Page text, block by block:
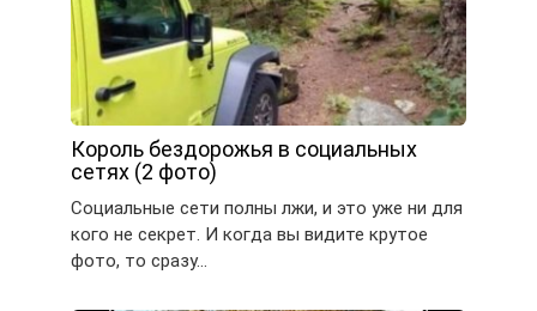
Король бездорожья в социальных
сетях (2 фото)
Социальные сети полны лжи, и это уже ни для
кого не секрет. И когда вы видите крутое
фото, то сразу…